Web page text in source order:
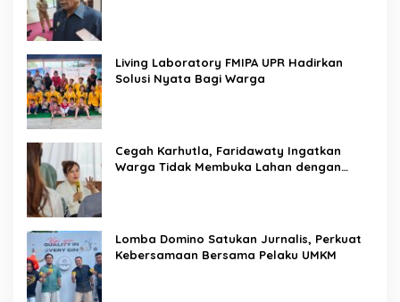
Living Laboratory FMIPA UPR Hadirkan
Solusi Nyata Bagi Warga
Cegah Karhutla, Faridawaty Ingatkan
Warga Tidak Membuka Lahan dengan
Lomba Domino Satukan Jurnalis, Perkuat
Kebersamaan Bersama Pelaku UMKM